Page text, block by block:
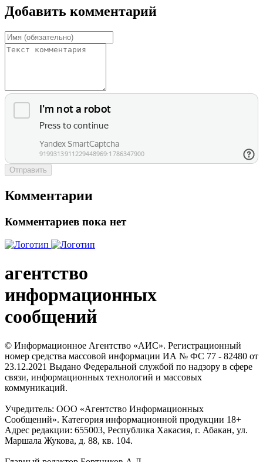
Добавить комментарий
Отправить
Комментарии
Комментариев пока нет
агентство
информационных
сообщений
© Информационное Агентство «АИС». Регистрационный
номер средства массовой информации ИА № ФС 77 - 82480 от
23.12.2021 Выдано Федеральной службой по надзору в сфере
связи, информационных технологий и массовых
коммуникаций.
Учредитель: ООО «Агентство Информационных
Сообщений». Категория информационной продукции 18+
Адрес редакции: 655003, Республика Хакасия, г. Абакан, ул.
Маршала Жукова, д. 88, кв. 104.